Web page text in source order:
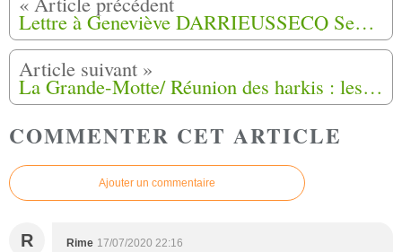
Lettre à Geneviève DARRIEUSSECQ Secrétaire d’Etat aux Anciens Combattants auprès de la Ministre des Armées
La Grande-Motte/ Réunion des harkis : les précisions de Djelloul Mimouni
COMMENTER CET ARTICLE
Ajouter un commentaire
R Rime 17/07/2020 22:16